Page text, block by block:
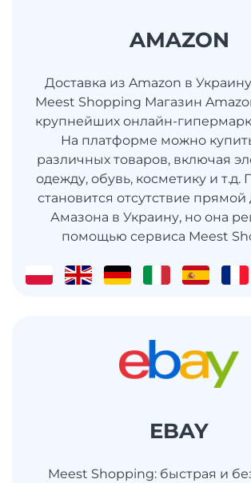
AMAZON
Доставка из Amazon в
Meest Shopping Магазин
крупнейших онлайн-
На платформе можно
различных товаров, включая
одежду, обувь, косметику и
становится отсутствие прямой
Амазона в Украину, но она
помощью сервиса Meest
EBAY
Meest Shopping: быстрая и